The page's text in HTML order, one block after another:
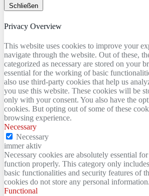
Schließen
Privacy Overview
This website uses cookies to improve your
navigate through the website. Out of these,
categorized as necessary are stored on your
essential for the working of basic
also use third-party cookies that help us
you use this website. These cookies will be
only with your consent. You also have the
cookies. But opting out of some of these
browsing experience.
Necessary
Necessary
immer aktiv
Necessary cookies are absolutely essential
function properly. This category only
basic functionalities and security features of
cookies do not store any personal information.
Functional